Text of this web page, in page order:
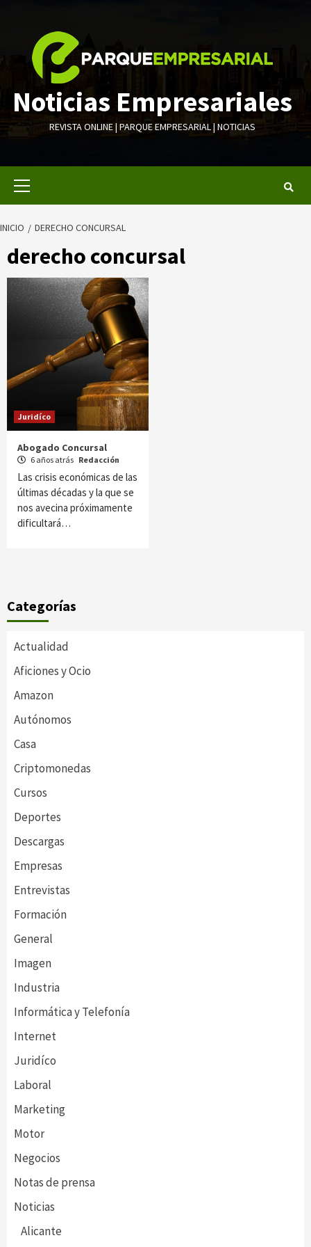
contenido
Noticias Empresariales
REVISTA ONLINE | PARQUE EMPRESARIAL | NOTICIAS
INICIO DERECHO CONCURSAL
derecho concursal
Juridíco
Abogado Concursal
6 años atrás Redacción
Las crisis económicas de las
últimas décadas y la que se
nos avecina próximamente
dificultará…
Categorías
Actualidad
Aficiones y Ocio
Amazon
Autónomos
Casa
Criptomonedas
Cursos
Deportes
Descargas
Empresas
Entrevistas
Formación
General
Imagen
Industria
Informática y Telefonía
Internet
Juridíco
Laboral
Marketing
Motor
Negocios
Notas de prensa
Noticias
Alicante